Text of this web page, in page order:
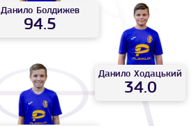
Данило Болдижев
94.5
Данило Ходацький
34.0